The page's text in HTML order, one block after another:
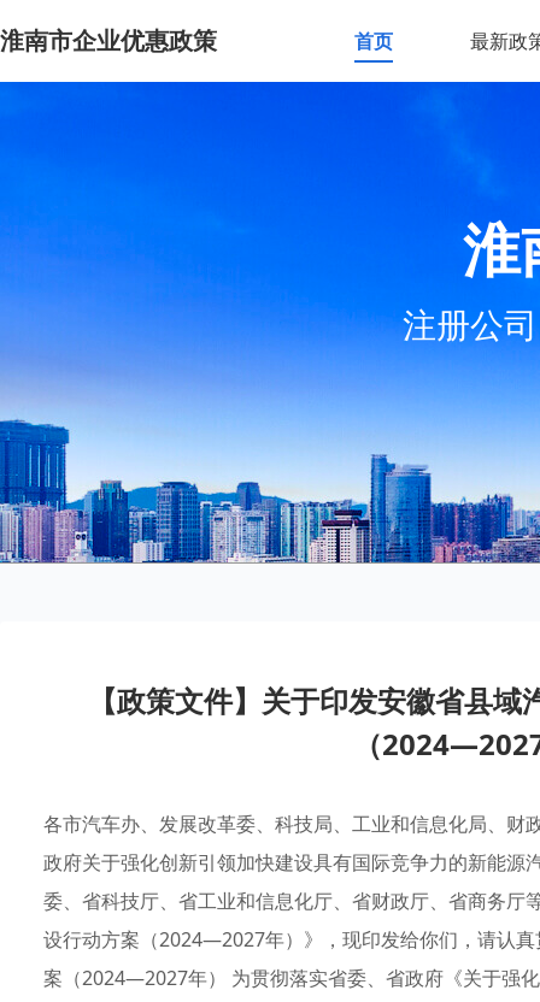
淮南市企业优惠政策 首页 最新政
淮
注册公
【政策文件】关于印发安徽省县
（
各市汽车办、发展改革委、科技局、工业和信息化局、
政府关于强化创新引领加快建设具有国际竞争力的新能
委、省科技厅、省工业和信息化厅、省财政厅、省商务
设行动方案（2024—2027年）》，现印发给你们，请认
案（2024—2027年） 为贯彻落实省委、省政府《关于强